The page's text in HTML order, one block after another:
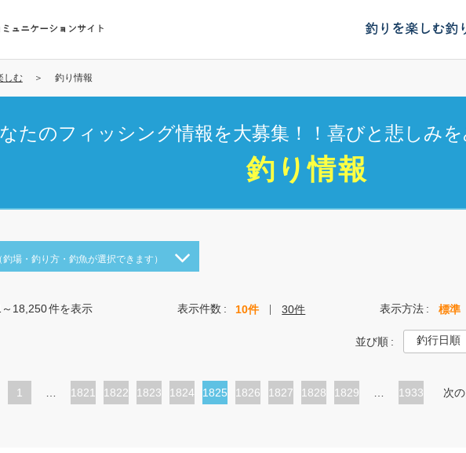
ュニケーションサイト 釣りを楽しむ釣
しむ 釣り情報
たのフィッシング情報を大募集！！喜びと悲しみを
釣り情報
（釣場・釣り方・釣魚が選択できます）
18,250件を表示 表示件数 10件 30件 表示方法 標準
並び順
1
ペ
1821
ペ
1822
ペ
1823
ペ
1824
カ
1825
ペ
1826
ペ
1827
ペ
1828
ペ
1829 1933 次